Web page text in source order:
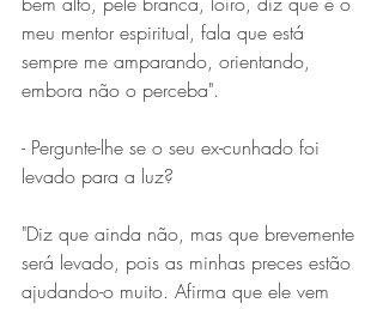
meu mentor espiritual, fala que está
sempre me amparando, orientando,
embora não o perceba".
- Pergunte-lhe se o seu ex-cunhado foi
levado para a luz?
"Diz que ainda não, mas que brevemente
será levado, pois as minhas preces estão
ajudando-o muito. Afirma que ele vem